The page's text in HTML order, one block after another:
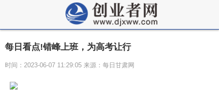
每日看点!错峰上班，为高考让行
时间：2023-06-07 11:29:05 来源：每日甘肃网